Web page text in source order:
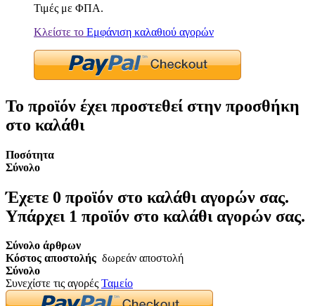
Τιμές με ΦΠΑ.
Κλείστε το Εμφάνιση καλαθιού αγορών
Το προϊόν έχει προστεθεί στην προσθήκη
στο καλάθι
Ποσότητα
Σύνολο
Έχετε 0 προϊόν στο καλάθι αγορών σας.
Υπάρχει 1 προϊόν στο καλάθι αγορών σας.
Σύνολο άρθρων
Κόστος αποστολής δωρεάν αποστολή
Σύνολο
Συνεχίστε τις αγορές Ταμείο